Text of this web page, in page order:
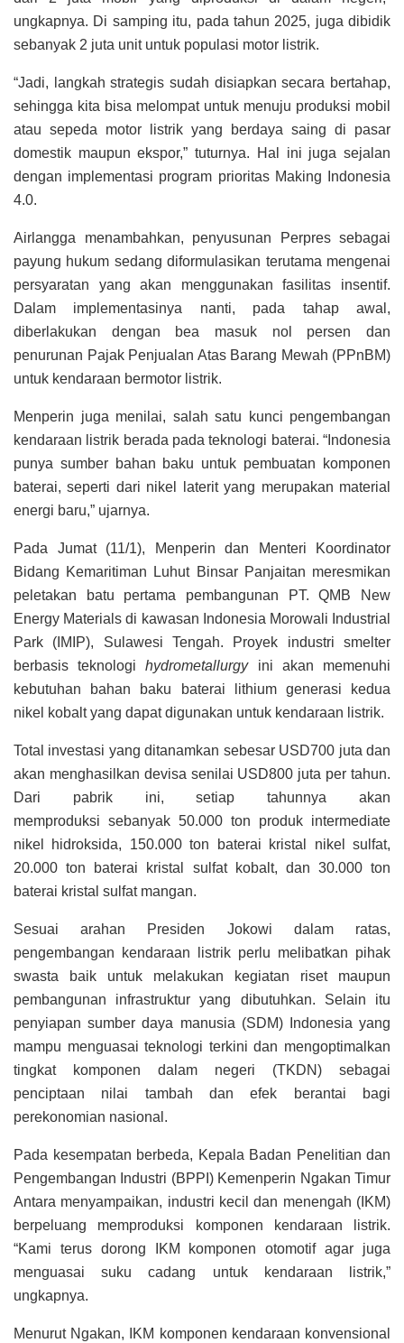
ungkapnya. Di samping itu, pada tahun 2025, juga dibidik
sebanyak 2 juta unit untuk populasi motor listrik.
“Jadi, langkah strategis sudah disiapkan secara bertahap,
sehingga kita bisa melompat untuk menuju produksi mobil
atau sepeda motor listrik yang berdaya saing di pasar
domestik maupun ekspor,” tuturnya. Hal ini juga sejalan
dengan implementasi program prioritas Making Indonesia
4.0.
Airlangga menambahkan, penyusunan Perpres sebagai
payung hukum sedang diformulasikan terutama mengenai
persyaratan yang akan menggunakan fasilitas insentif.
Dalam implementasinya nanti, pada tahap awal,
diberlakukan dengan bea masuk nol persen dan
penurunan Pajak Penjualan Atas Barang Mewah (PPnBM)
untuk kendaraan bermotor listrik.
Menperin juga menilai, salah satu kunci pengembangan
kendaraan listrik berada pada teknologi baterai. “Indonesia
punya sumber bahan baku untuk pembuatan komponen
baterai, seperti dari nikel laterit yang merupakan material
energi baru,” ujarnya.
Pada Jumat (11/1), Menperin dan Menteri Koordinator
Bidang Kemaritiman Luhut Binsar Panjaitan meresmikan
peletakan batu pertama pembangunan PT. QMB New
Energy Materials di kawasan Indonesia Morowali Industrial
Park (IMIP), Sulawesi Tengah. Proyek industri smelter
berbasis teknologihydrometallurgyini akan memenuhi
kebutuhan bahan baku baterai lithium generasi kedua
nikel kobalt yang dapat digunakan untuk kendaraan listrik.
Total investasi yang ditanamkan sebesar USD700 juta dan
akan menghasilkan devisa senilai USD800 juta per tahun.
Dari pabrik ini, setiap tahunnya akan
memproduksi sebanyak 50.000 ton produk intermediate
nikel hidroksida, 150.000 ton baterai kristal nikel sulfat,
20.000 ton baterai kristal sulfat kobalt, dan 30.000 ton
baterai kristal sulfat mangan.
Sesuai arahan Presiden Jokowi dalam ratas,
pengembangan kendaraan listrik perlu melibatkan pihak
swasta baik untuk melakukan kegiatan riset maupun
pembangunan infrastruktur yang dibutuhkan. Selain itu
penyiapan sumber daya manusia (SDM) Indonesia yang
mampu menguasai teknologi terkini dan mengoptimalkan
tingkat komponen dalam negeri (TKDN) sebagai
penciptaan nilai tambah dan efek berantai bagi
perekonomian nasional.
Pada kesempatan berbeda, Kepala Badan Penelitian dan
Pengembangan Industri (BPPI) Kemenperin Ngakan Timur
Antara menyampaikan, industri kecil dan menengah (IKM)
berpeluang memproduksi komponen kendaraan listrik.
“Kami terus dorong IKM komponen otomotif agar juga
menguasai suku cadang untuk kendaraan listrik,”
ungkapnya.
Menurut Ngakan, IKM komponen kendaraan konvensional